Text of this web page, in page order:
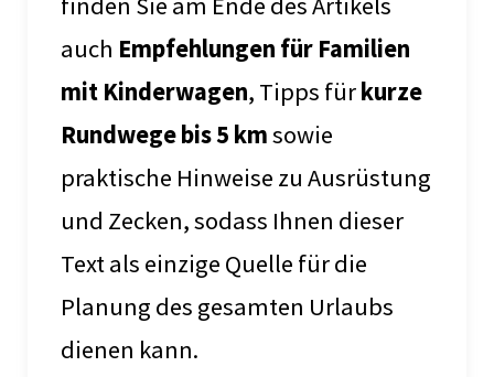
auch Empfehlungen für Familien
mit Kinderwagen, Tipps fürkurze
Rundwege bis 5 kmsowie
praktische Hinweise zu Ausrüstung
und Zecken, sodass Ihnen dieser
Text als einzige Quelle für die
Planung des gesamten Urlaubs
dienen kann.